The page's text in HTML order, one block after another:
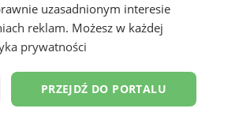
uzasadnionym interesie
reklam. Możesz w każdej
prywatności
PRZEJDŹ DO PORTALU